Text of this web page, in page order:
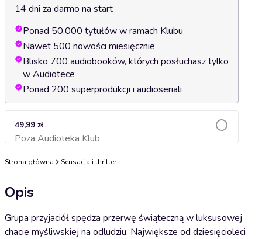
14 dni za darmo na start
Ponad 50.000 tytułów w ramach Klubu
Nawet 500 nowości miesięcznie
Blisko 700 audiobooków, których posłuchasz tylko
w Audiotece
Ponad 200 superprodukcji i audioseriali
49,99 zł
Poza Audioteka KlubDodaj do koszyka
Strona główna Sensacja i thriller
Opis
Grupa przyjaciół spędza przerwę świąteczną w luksusowej
chacie myśliwskiej na odludziu. Największe od dziesięcioleci